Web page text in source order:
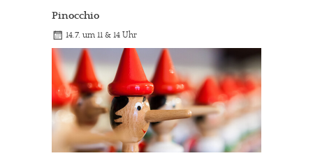
Pinocchio
14.7. um 11 & 14 Uhr